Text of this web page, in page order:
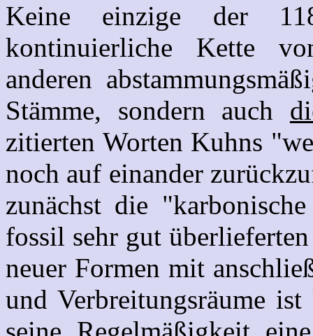
Keine einzige der
kontinuierliche Kette
anderen
Stämme, sondern auch
zitierten Worten Kuhns
noch auf einander
zunächst die
fossil sehr gut
neuer Formen mit
und Verbreitungsräume